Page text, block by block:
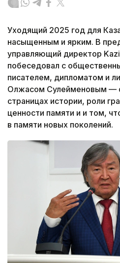
Уходящий 2025 год для
насыщенным и ярким. В
управляющий директор
побеседовал с
писателем, дипломатом и
Олжасом Сулейменовым —
страницах истории, роли
ценности памяти и и том,
в памяти новых поколений.